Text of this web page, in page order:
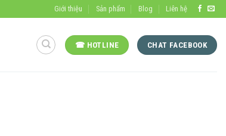
Giới thiệu Sản phẩm Blog Liên hệ
☎ HOTLINE CHAT FACEBOOK